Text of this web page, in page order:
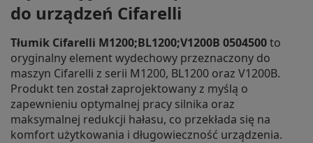
do urządzeń Cifarelli
Tłumik Cifarelli M1200;BL1200;V1200B 0504500to
oryginalny element wydechowy przeznaczony do
maszyn Cifarelli z serii M1200, BL1200 oraz V1200B.
Produkt ten został zaprojektowany z myślą o
zapewnieniu optymalnej pracy silnika oraz
maksymalnej redukcji hałasu, co przekłada się na
komfort użytkowania i długowieczność urządzenia.